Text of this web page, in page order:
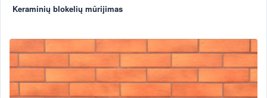
Keraminių blokelių mūrijimas